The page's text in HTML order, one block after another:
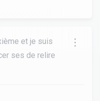
et je suis
ses de relire